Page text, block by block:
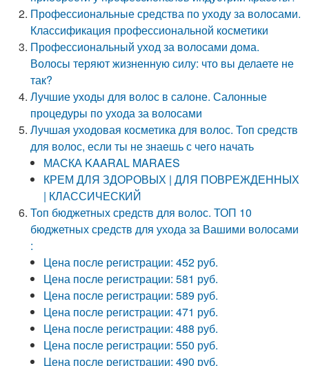
Профессиональные средства по уходу за волосами.
Классификация профессиональной косметики
Профессиональный уход за волосами дома.
Волосы теряют жизненную силу: что вы делаете не
так?
Лучшие уходы для волос в салоне. Салонные
процедуры по ухода за волосами
Лучшая уходовая косметика для волос. Топ средств
для волос, если ты не знаешь с чего начать
МАСКА KAARAL MARAES
КРЕМ ДЛЯ ЗДОРОВЫХ | ДЛЯ ПОВРЕЖДЕННЫХ
| КЛАССИЧЕСКИЙ
Топ бюджетных средств для волос. ТОП 10
бюджетных средств для ухода за Вашими волосами
:
Цена после регистрации: 452 руб.
Цена после регистрации: 581 руб.
Цена после регистрации: 589 руб.
Цена после регистрации: 471 руб.
Цена после регистрации: 488 руб.
Цена после регистрации: 550 руб.
Цена после регистрации: 490 руб.